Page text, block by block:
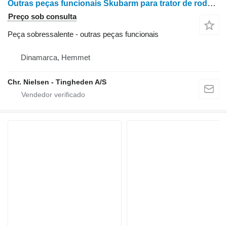
Outras peças funcionais Skubarm para trator de rodas Case STX 450
Preço sob consulta
Peça sobressalente - outras peças funcionais
Dinamarca, Hemmet
Chr. Nielsen - Tingheden A/S